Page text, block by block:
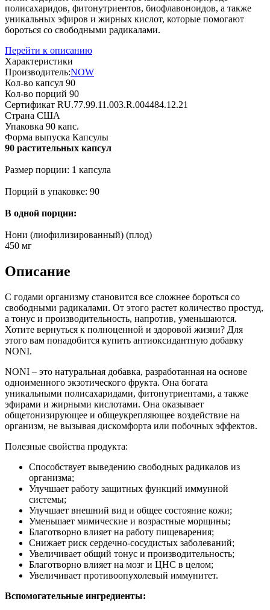
полисахаридов, фитонутриентов, биофлавоноидов, а также
уникальных эфиров и жирных кислот, которые помогают
бороться со свободными радикалами.
Перейти к описанию
Характеристики
Производитель:NOW
Кол-во капсул 90
Кол-во порций 90
Сертификат RU.77.99.11.003.R.004484.12.21
Страна США
Упаковка 90 капс.
Форма выпуска Капсулы
90 растительных капсул
Размер порции: 1 капсула
Порций в упаковке: 90
В одной порции:
Нони (лиофилизированный) (плод)
450 мг
Описание
С годами организму становится все сложнее бороться со
свободными радикалами. От этого растет количество простуд,
а тонус и производительность, напротив, уменьшаются.
Хотите вернуться к полноценной и здоровой жизни? Для
этого вам понадобится купить антиоксидантную добавку
NONI.
NONI – это натуральная добавка, разработанная на основе
одноименного экзотического фрукта. Она богата
уникальными полисахаридами, фитонутриентами, а также
эфирами и жирными кислотами. Она оказывает
общетонизирующее и общеукрепляющее воздействие на
организм, не вызывая дискомфорта или побочных эффектов.
Полезные свойства продукта:
Способствует выведению свободных радикалов из
организма;
Улучшает работу защитных функций иммунной
системы;
Улучшает внешний вид и общее состояние кожи;
Уменьшает мимические и возрастные морщины;
Благотворно влияет на работу пищеварения;
Снижает риск сердечно-сосудистых заболеваний;
Увеличивает общий тонус и производительность;
Благотворно влияет на мозг и ЦНС в целом;
Увеличивает противоопухолевый иммунитет.
Вспомогательные ингредиенты: